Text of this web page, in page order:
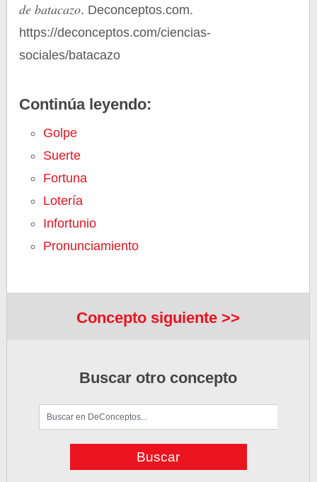
de batacazo. Deconceptos.com.
https://deconceptos.com/ciencias-
sociales/batacazo
Continúa leyendo:
Golpe
Suerte
Fortuna
Lotería
Infortunio
Pronunciamiento
Concepto siguiente >>
Buscar otro concepto